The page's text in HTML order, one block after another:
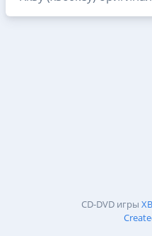
CD-DVD игры